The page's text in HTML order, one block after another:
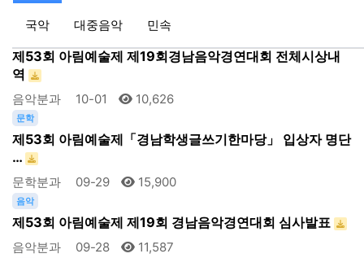
국악 대중음악 민속
아림예술제 08-27 13,897
제53회 아림예술제 제19회경남음악경연대회 전체시상내
역
음악분과 10-01 10,626
문학
제53회 아림예술제「경남학생글쓰기한마당」 입상자 명단
…
문학분과 09-29 15,900
음악
제53회 아림예술제 제19회 경남음악경연대회 심사발표
음악분과 09-28 11,587